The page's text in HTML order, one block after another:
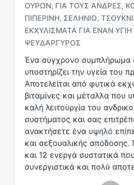
ε
ε
τ
κ
έ
τ
α
ΟΎΡΩΝ, ΓΙΑ ΤΟΥΣ ΆΝΔΡΕΣ,
ΠΙΠΕΡΊΝΗ, ΣΕΛΉΝΙΟ,
ΕΚΧΥΛΊΣΜΑΤΑ ΓΙΑ ΈΝΑΝ
ΨΕΥΔΆΡΓΥΡΟΣ
Ένα σύγχρονο συμπλήρωμα
υποστηρίζει την υγεία του
Αποτελείται από φυτικά
βιταμίνες και μέταλλα που
καλή λειτουργία του
συστήματος και σας
ανακτήσετε ένα υψηλό
και σεξουαλικής απόδοσης.
και 12 ενεργά συστατικά
συνεργιστικά και πολύ